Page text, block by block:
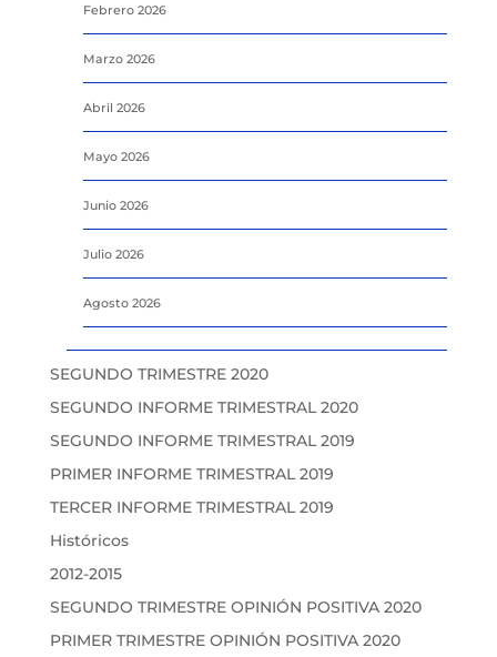
Febrero 2026
Marzo 2026
Abril 2026
Mayo 2026
Junio 2026
Julio 2026
Agosto 2026
SEGUNDO TRIMESTRE 2020
SEGUNDO INFORME TRIMESTRAL 2020
SEGUNDO INFORME TRIMESTRAL 2019
PRIMER INFORME TRIMESTRAL 2019
TERCER INFORME TRIMESTRAL 2019
Históricos
2012-2015
SEGUNDO TRIMESTRE OPINIÓN POSITIVA 2020
PRIMER TRIMESTRE OPINIÓN POSITIVA 2020